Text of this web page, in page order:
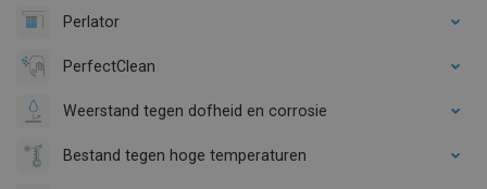
Perlator
PerfectClean
Weerstand tegen dofheid en corrosie
Bestand tegen hoge temperaturen